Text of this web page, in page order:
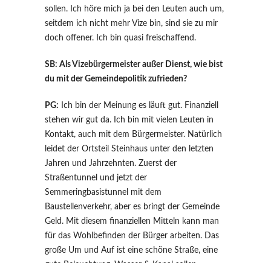
sollen. Ich höre mich ja bei den Leuten auch um,
seitdem ich nicht mehr Vize bin, sind sie zu mir
doch offener. Ich bin quasi freischaffend.
SB: Als Vizebürgermeister außer Dienst, wie bist
du mit der Gemeindepolitik zufrieden?
PG: Ich bin der Meinung es läuft gut. Finanziell
stehen wir gut da. Ich bin mit vielen Leuten in
Kontakt, auch mit dem Bürgermeister. Natürlich
leidet der Ortsteil Steinhaus unter den letzten
Jahren und Jahrzehnten. Zuerst der
Straßentunnel und jetzt der
Semmeringbasistunnel mit dem
Baustellenverkehr, aber es bringt der Gemeinde
Geld. Mit diesem finanziellen Mitteln kann man
für das Wohlbefinden der Bürger arbeiten. Das
große Um und Auf ist eine schöne Straße, eine